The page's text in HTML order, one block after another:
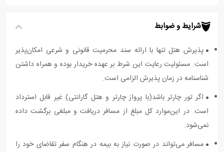
شرایط و ضوابط
پذیرش هتل تنها با ارائه سند محرمیت قانونی و شرعی امکان‌پذیر
است. مسئولیت رعایت این شرط بر عهده خریدار بوده و همراه داشتن
شناسنامه در زمان پذیرش الزامی است.
اگر تور چارتر باشد(با پرواز چارتر و هتل گارانتی) غیر قابل استرداد
است. در این‌موارد کل مبلغ از مسافر دریافت و مبلغی برگشت داده
نمی‌شود.
مسافر می‌تواند در صورت نیاز به بیمه در هنگام سفر تقاضای خود را